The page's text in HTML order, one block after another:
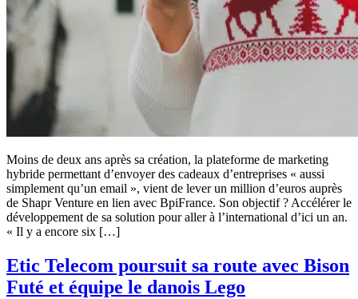
Moins de deux ans après sa création, la plateforme de marketing
hybride permettant d’envoyer des cadeaux d’entreprises « aussi
simplement qu’un email », vient de lever un million d’euros auprès
de Shapr Venture en lien avec BpiFrance. Son objectif ? Accélérer le
développement de sa solution pour aller à l’international d’ici un an.
« Il y a encore six […]
Etic Telecom poursuit sa route avec Bison
Futé et équipe le danois Lego